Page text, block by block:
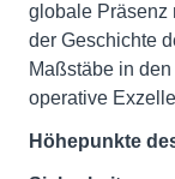
globale Präsenz
der Geschichte
Maßstäbe in
operative
Höhepunkte